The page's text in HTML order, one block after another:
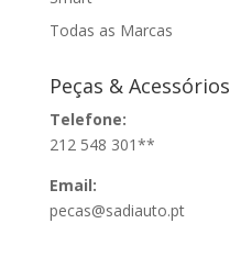
Todas as Marcas
Peças & Acessórios
Telefone:
212 548 301**
Email:
pecas@sadiauto.pt